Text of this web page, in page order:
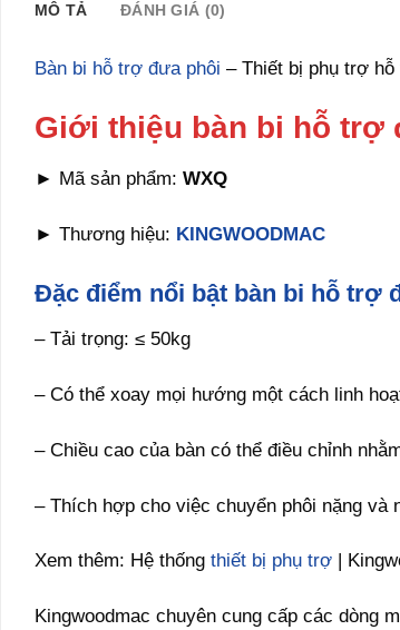
MÔ TẢ ĐÁNH GIÁ (0)
Bàn bi hỗ trợ đưa phôi – Thiết bị phụ trợ
Giới thiệu bàn bi hỗ trợ
► Mã sản phẩm: WXQ
► Thương hiệu: KINGWOODMAC
Đặc điểm nổi bật bàn bi hỗ trợ
– Tải trọng: ≤ 50kg
– Có thể xoay mọi hướng một cách linh
– Chiều cao của bàn có thể điều chỉnh
– Thích hợp cho việc chuyển phôi nặng và
Xem thêm: Hệ thống thiết bị phụ trợ |
Kingwoodmac chuyên cung cấp các dòng